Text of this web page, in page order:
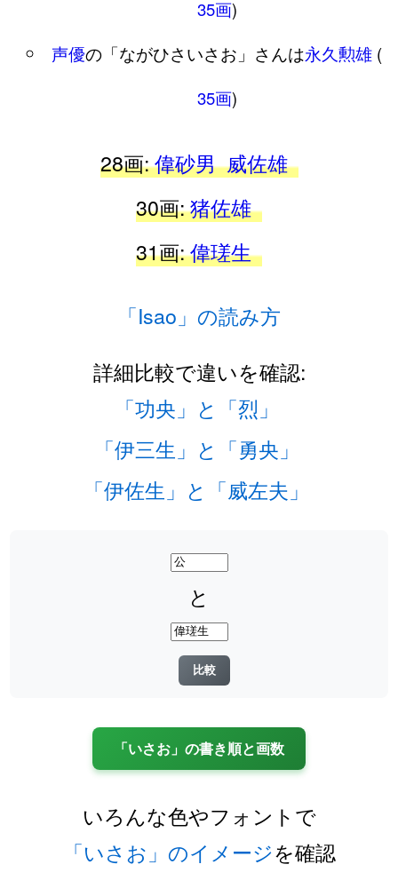
35画)
声優の「ながひさいさお」さんは永久勲雄 (
35画)
28画:偉砂男 威佐雄
30画:猪佐雄
31画:偉瑳生
「Isao」の読み方
詳細比較で違いを確認:
「功央」と「烈」
「伊三生」と「勇央」
「伊佐生」と「威左夫」
と
「いさお」の書き順と画数
いろんな色やフォントで
「いさお」のイメージを確認